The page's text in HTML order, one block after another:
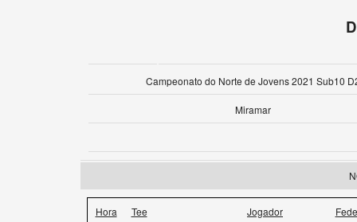
Campeonato do Norte de Jovens 2021 Sub10
Miramar
Hora Tee Jogador